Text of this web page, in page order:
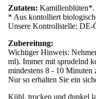
Zutaten: Kamillenblüten*.
* Aus kontolliert
Unsere Kontrollstelle:
Zubereitung:
Wichtiger Hinweis:
ml). Immer mit sprudelnd
mindestens 8 - 10 Minuten
Nur so erhalten Sie ein
Kühl, trocken und dunkel